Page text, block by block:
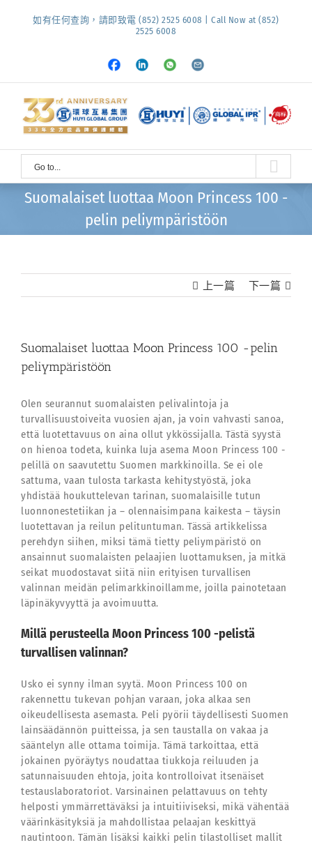
如有任何查詢，請即致電 (852) 2525 6008 | Call Now at (852)
2525 6008
Facebook
LinkedInWhatsapp
Email
Go to...
Suomalaiset luottaa Moon Princess 100 -
pelin peliympäristöön
上一篇 下一篇
Suomalaiset luottaa Moon Princess 100 -pelin
peliympäristöön
Olen seurannut suomalaisten pelivalintoja ja
turvallisuustoiveita vuosien ajan, ja voin vahvasti sanoa,
että luotettavuus on aina ollut ykkössijalla. Tästä syystä
on hienoa todeta, kuinka luja asema Moon Princess 100 -
pelillä on saavutettu Suomen markkinoilla. Se ei ole
sattuma, vaan tulosta tarkasta kehitystyöstä, joka
yhdistää houkuttelevan tarinan, suomalaisille tutun
luonnonestetiikan ja – olennaisimpana kaikesta – täysin
luotettavan ja reilun pelituntuman. Tässä artikkelissa
perehdyn siihen, miksi tämä tietty peliympäristö on
ansainnut suomalaisten pelaajien luottamuksen, ja mitkä
seikat muodostavat siitä niin erityisen turvallisen
valinnan meidän pelimarkkinoillamme, joilla painotetaan
läpinäkyvyyttä ja avoimuutta.
Millä perusteella Moon Princess 100 -pelistä
turvallisen valinnan?
Usko ei synny ilman syytä. Moon Princess 100 on
rakennettu tukevan pohjan varaan, joka alkaa sen
oikeudellisesta asemasta. Peli pyörii täydellisesti Suomen
lainsäädännön puitteissa, ja sen taustalla on vakaa ja
sääntelyn alle ottama toimija. Tämä tarkoittaa, että
jokainen pyöräytys noudattaa tiukkoja reiluuden ja
satunnaisuuden ehtoja, joita kontrolloivat itsenäiset
testauslaboratoriot. Varsinainen pelattavuus on tehty
helposti ymmärrettäväksi ja intuitiiviseksi, mikä vähentää
väärinkäsityksiä ja mahdollistaa pelaajan keskittyä
nautintoon. Tämän lisäksi kaikki pelin tilastolliset mallit